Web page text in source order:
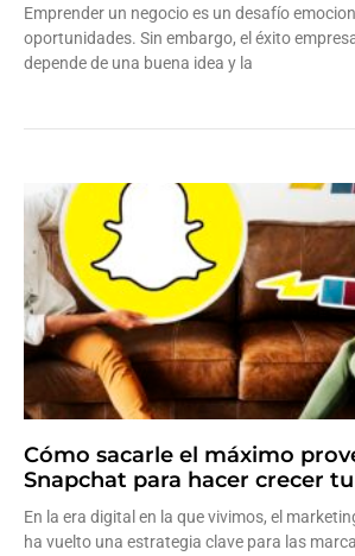
Emprender un negocio es un desafío
oportunidades. Sin embargo, el éxito
depende de una buena idea y la
Cómo sacarle el máximo
Snapchat para hacer crecer
En la era digital en la que vivimos, el
ha vuelto una estrategia clave para las